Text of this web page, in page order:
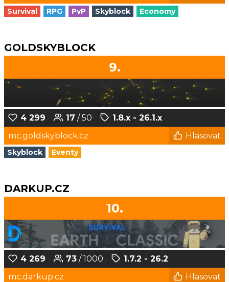
Survival RPG PvP Skyblock Economy
GOLDSKYBLOCK
9.
4 299 17 / 50
1.8.x - 26.1.x
mc.goldskyblock.cz
Hlasovat
Skyblock Eventy
DARKUP.CZ
10.
4 269 73 / 1000
1.7.2 - 26.2
mc.darkup.cz
Hlasovat